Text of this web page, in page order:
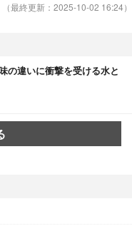
（最終更新：2025-10-02 16:24）
の違いに衝撃を受ける水と